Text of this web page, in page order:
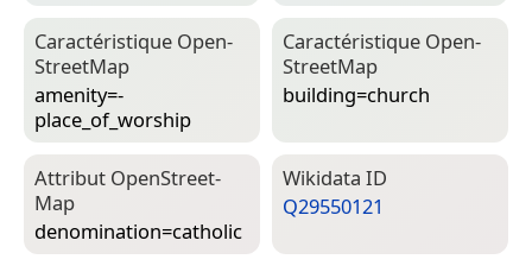
Caractéristique Open­
Street­Map
amenity=­
place_of_worship
Caractéristique Open­
Street­Map
building=­church
Attribut Open­Street­
Map
denomination=­catholic
Wiki­data ID
Q29550121